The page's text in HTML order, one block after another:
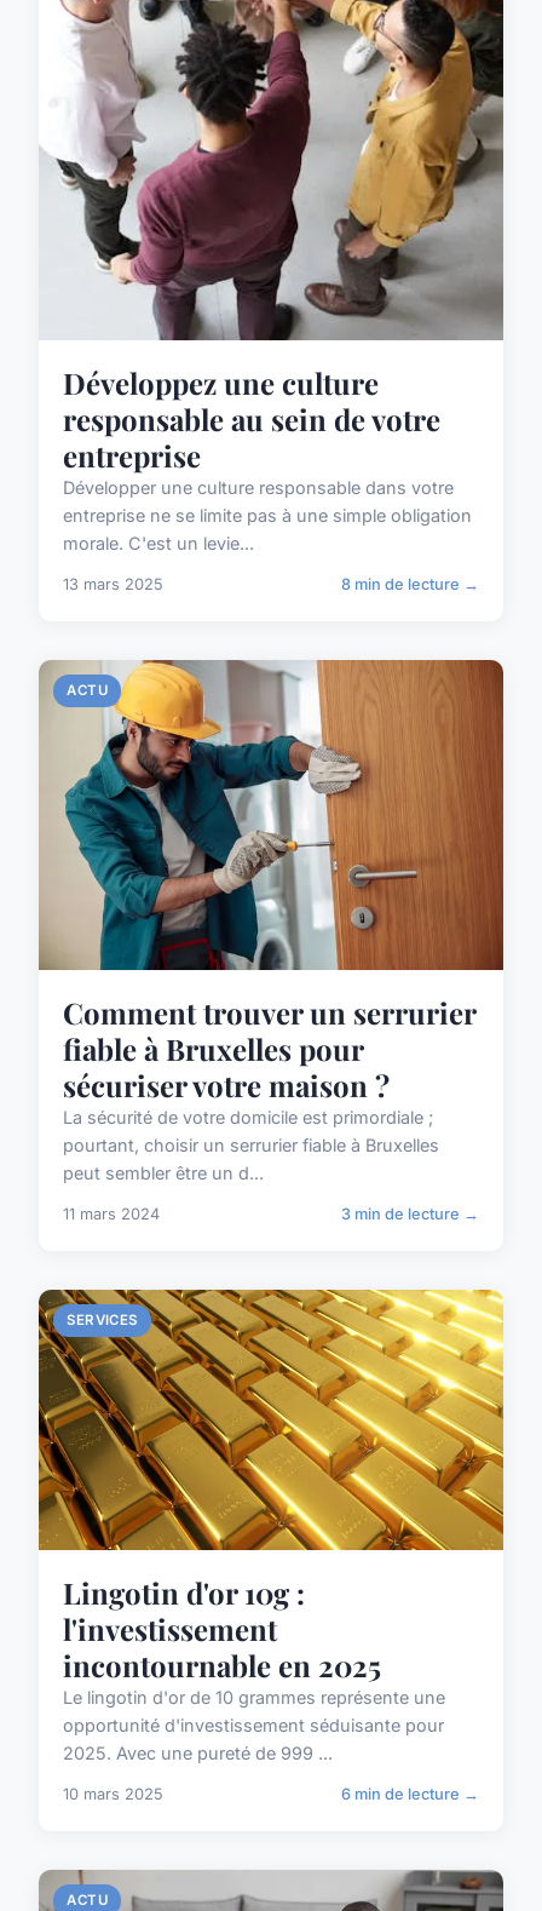
Développez une culture
responsable au sein de votre
entreprise
Développer une culture responsable dans votre
entreprise ne se limite pas à une simple obligation
morale. C'est un levie...
13 mars 2025 8 min de lecture →
ACTU
Comment trouver un serrurier
fiable à Bruxelles pour
sécuriser votre maison ?
La sécurité de votre domicile est primordiale ;
pourtant, choisir un serrurier fiable à Bruxelles
peut sembler être un d...
11 mars 2024 3 min de lecture →
SERVICES
Lingotin d'or 10g :
l'investissement
incontournable en 2025
Le lingotin d'or de 10 grammes représente une
opportunité d'investissement séduisante pour
2025. Avec une pureté de 999 ...
10 mars 2025 6 min de lecture →
ACTU